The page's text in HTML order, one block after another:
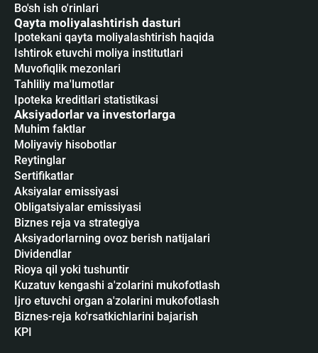
Bo'sh ish o'rinlari
Qayta moliyalashtirish dasturi
Ipotekani qayta moliyalashtirish haqida
Ishtirok etuvchi moliya institutlari
Muvofiqlik mezonlari
Tahliliy ma'lumotlar
Ipoteka kreditlari statistikasi
Aksiyadorlar va investorlarga
Muhim faktlar
Moliyaviy hisobotlar
Reytinglar
Sertifikatlar
Аksiyalar emissiyasi
Obligatsiyalar emissiyasi
Biznes reja va strategiya
Aksiyadorlarning ovoz berish natijalari
Dividendlar
Rioya qil yoki tushuntir
Kuzatuv kengashi a'zolarini mukofotlash
Ijro etuvchi organ a'zolarini mukofotlash
Biznes-reja ko'rsatkichlarini bajarish
KPI